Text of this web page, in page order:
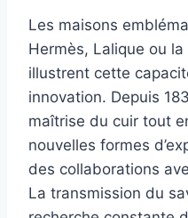
Les maisons
Hermès, Lalique ou
illustrent cette
innovation. Depuis
maîtrise du cuir tout
nouvelles formes
des collaborations
La transmission du